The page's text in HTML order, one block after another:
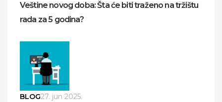
Veštine novog doba: Šta će biti traženo na tržištu
rada za 5 godina?
BLOG27. jun 2025.